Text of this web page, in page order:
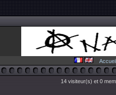
Accueil
14 visiteur(s) et 0